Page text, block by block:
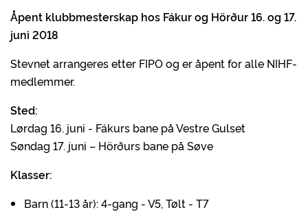
Åpent klubbmesterskap hos Fákur og Hörður 16. og 17.
juni 2018
Stevnet arrangeres etter FIPO og er åpent for alle NIHF-
medlemmer.
Sted:
Lørdag 16. juni - Fákurs bane på Vestre Gulset
Søndag 17. juni – Hörðurs bane på Søve
Klasser:
Barn (11-13 år): 4-gang - V5, Tølt - T7